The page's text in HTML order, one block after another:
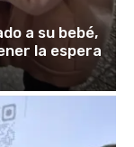
a su bebé,
la espera